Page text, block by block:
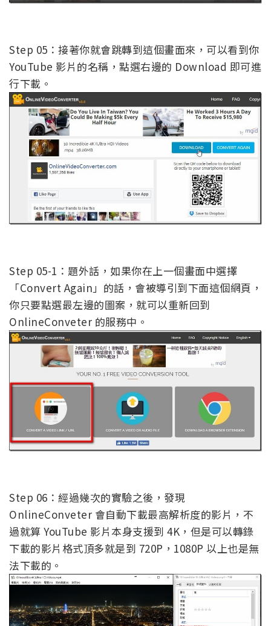
Step 05：接著你就會跳轉到這個畫面來，可以看到你
YouTube 影片的名稱，點選右邊的 Download 即可進
行下載。
Step 05-1：題外話，如果你在上一個畫面中選擇
「Convert Again」的話，會被導引到下面這個網頁，
你只要點選最左邊的圖案，就可以重新回到
OnlineConveter 的服務中。
Step 06：經過幾次的實驗之後，發現
OnlineConveter 會自動下載最高解析度的影片，不
過就算 YouTube 影片本身支援到 4K，但是可以轉錄
下載的影片格式頂多就是到 720P，1080P 以上也是無
法下載的。